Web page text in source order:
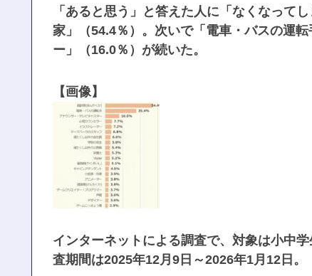
「あると思う」と答えた人に「なくなって
家」（54.4％）。次いで「電車・バスの運
ー」（16.0％）が続いた。
【画像】
インターネットによる調査で、対象は小中
査期間は2025年12月9日～2026年1月12日。